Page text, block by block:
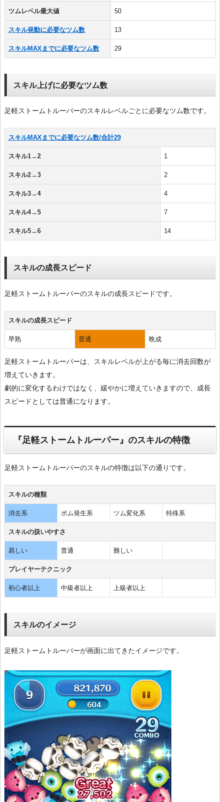
ツムレベル最大値 50
スキル発動に必要なツム数 13
スキルMAXまでに必要なツム数 29
スキル上げに必要なツム数
足軽ストームトルーパーのスキルレベルごとに必要なツム数です。
スキルMAXまでに必要なツム数/合計29
スキル1→2 1
スキル2→3 2
スキル3→4 4
スキル4→5 7
スキル5→6 14
スキルの成長スピード
足軽ストームトルーパーのスキルの成長スピードです。
スキルの成長スピード
早熟 普通 晩成
足軽ストームトルーパーは、スキルレベルが上がる毎に消去回数が
増えていきます。
劇的に変化するわけではなく、緩やかに増えていきますので、成長
スピードとしては普通になります。
『足軽ストームトルーパー』のスキルの特徴
足軽ストームトルーパーのスキルの特徴は以下の通りです。
スキルの種類
消去系 ボム発生系 ツム変化系 特殊系
スキルの扱いやすさ
易しい 普通 難しい
プレイヤーテクニック
初心者以上 中級者以上 上級者以上
スキルのイメージ
足軽ストームトルーパーが画面に出てきたイメージです。